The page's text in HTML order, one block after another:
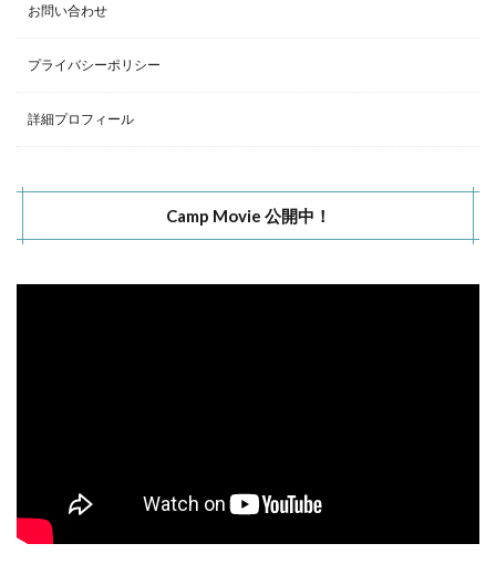
お問い合わせ
プライバシーポリシー
詳細プロフィール
Camp Movie 公開中！